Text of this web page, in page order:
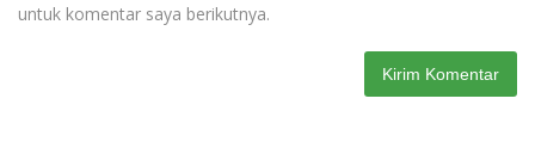
untuk komentar saya berikutnya.